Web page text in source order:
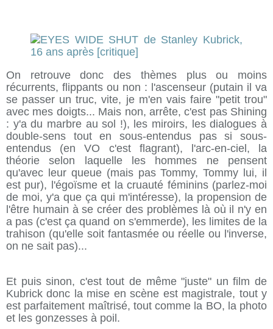
On retrouve donc des thèmes plus ou moins
récurrents, flippants ou non : l'ascenseur (putain il va
se passer un truc, vite, je m'en vais faire "petit trou"
avec mes doigts... Mais non, arrête, c'est pas Shining
: y'a du marbre au sol !), les miroirs, les dialogues à
double-sens tout en sous-entendus pas si sous-
entendus (en VO c'est flagrant), l'arc-en-ciel, la
théorie selon laquelle les hommes ne pensent
qu'avec leur queue (mais pas Tommy, Tommy lui, il
est pur), l'égoïsme et la cruauté féminins (parlez-moi
de moi, y'a que ça qui m'intéresse), la propension de
l'être humain à se créer des problèmes là où il n'y en
a pas (c'est ça quand on s'emmerde), les limites de la
trahison (qu'elle soit fantasmée ou réelle ou l'inverse,
on ne sait pas)...
Et puis sinon, c'est tout de même "juste" un film de
Kubrick donc la mise en scène est magistrale, tout y
est parfaitement maîtrisé, tout comme la BO, la photo
et les gonzesses à poil.